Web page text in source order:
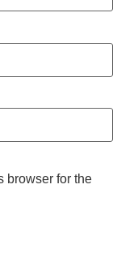
browser for the